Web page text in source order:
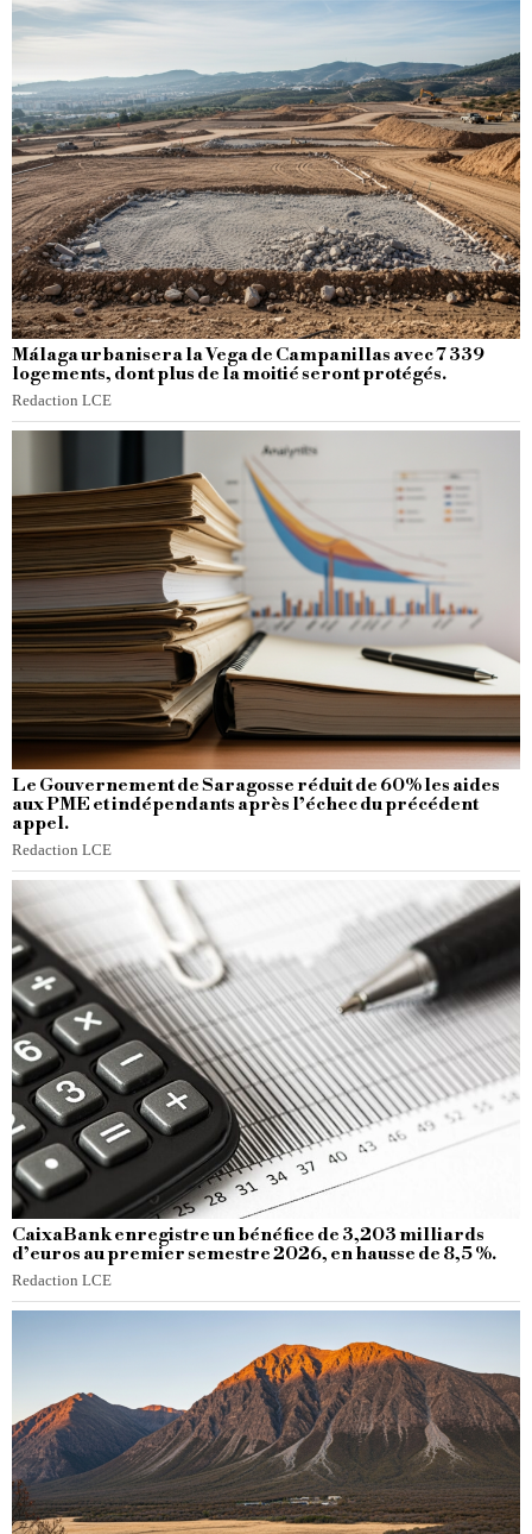
Málaga urbanisera la Vega de Campanillas avec 7 339
logements, dont plus de la moitié seront protégés.
Redaction LCE
Le Gouvernement de Saragosse réduit de 60% les aides
aux PME et indépendants après l’échec du précédent
appel.
Redaction LCE
CaixaBank enregistre un bénéfice de 3,203 milliards
d’euros au premier semestre 2026, en hausse de 8,5 %.
Redaction LCE